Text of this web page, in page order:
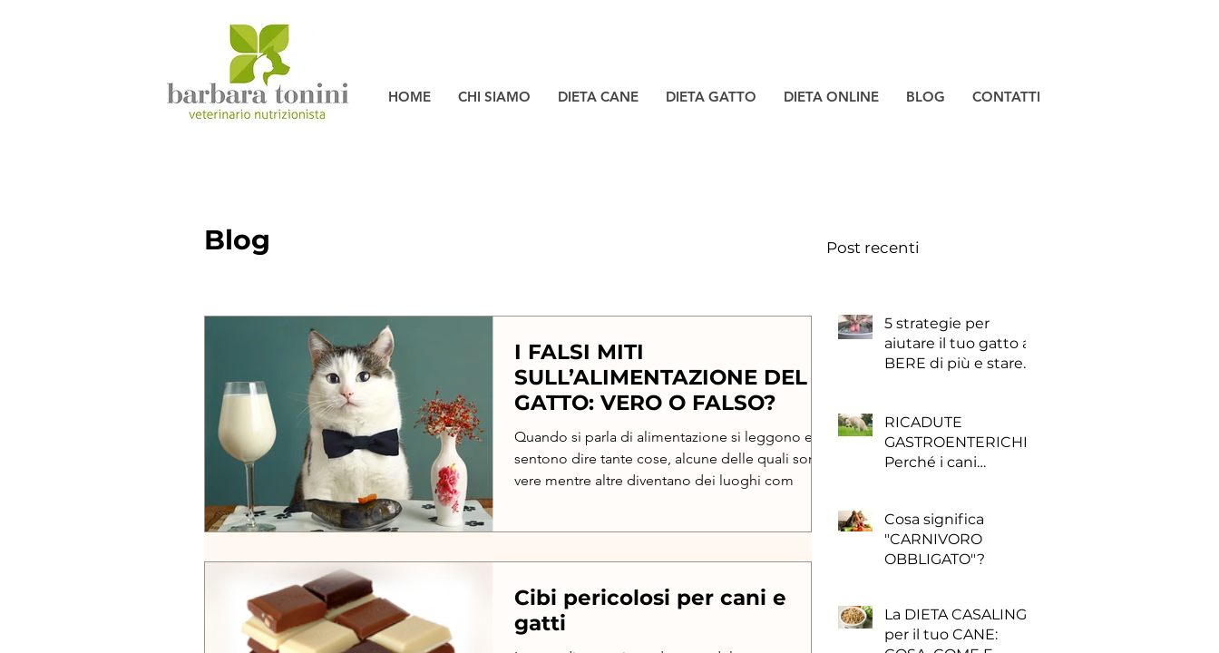
HOME CHI SIAMO DIETA CANE DIETA GATTO DIETA ONLINE BLOG CONTATTI
Blog
I FALSI MITI
SULL’ALIMENTAZIONE DEL
GATTO: VERO O FALSO?
Quando si parla di alimentazione si leggono e si
sentono dire tante cose, alcune delle quali sono
vere mentre altre diventano dei luoghi com
Cibi pericolosi per cani e
gatti
Post recenti
5 strategie per
aiutare il tuo gatto a
BERE di più e stare
RICADUTE
GASTROENTERICHE:
Perché i cani
motivo?
Cosa significa
"CARNIVORO
OBBLIGATO"?
La DIETA CASALINGA
per il tuo CANE: